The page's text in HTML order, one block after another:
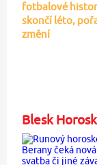
fotbalové
skončí léto,
změní
Blesk